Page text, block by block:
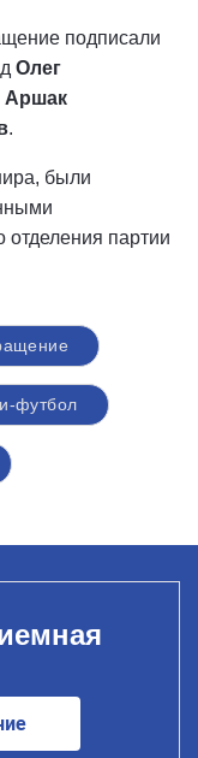
подписали
Олег
Аршак
.
были
отделения партии
футбол